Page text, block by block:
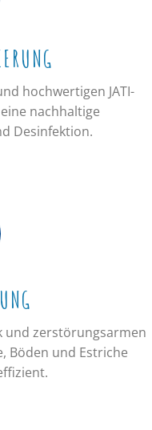
hochwertigen JATI-
nachhaltige
Desinfektion.
und zerstörungsarmen
Böden und Estriche